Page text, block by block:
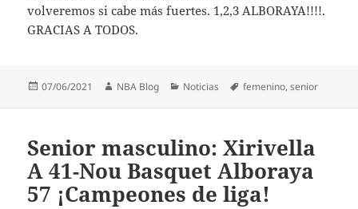
volveremos si cabe más fuertes. 1,2,3 ALBORAYA!!!!.
GRACIAS A TODOS.
Publicado
07/06/2021 Autor
NBA Blog Categorías
Noticias Etiquetas
femenino,senior
Senior masculino: Xirivella
A 41-Nou Basquet Alboraya
57 ¡Campeones de liga!